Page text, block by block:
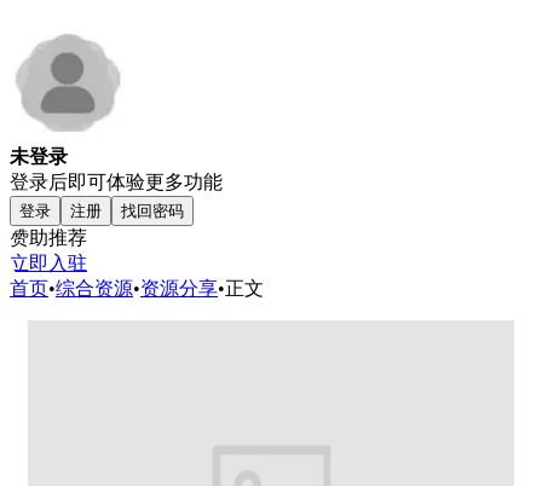
未登录
登录后即可体验更多功能
登录 注册 找回密码
赞助推荐
立即入驻
首页•综合资源•资源分享•正文